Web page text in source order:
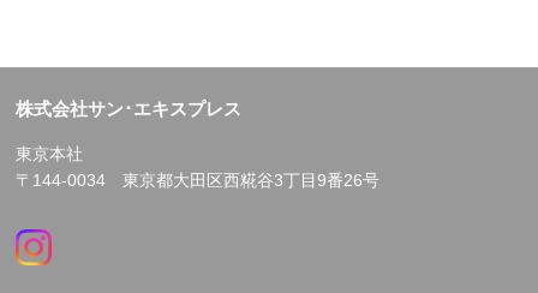
株式会社サン･エキスプレス
東京本社
〒144-0034 東京都大田区西糀谷3丁目9番26号